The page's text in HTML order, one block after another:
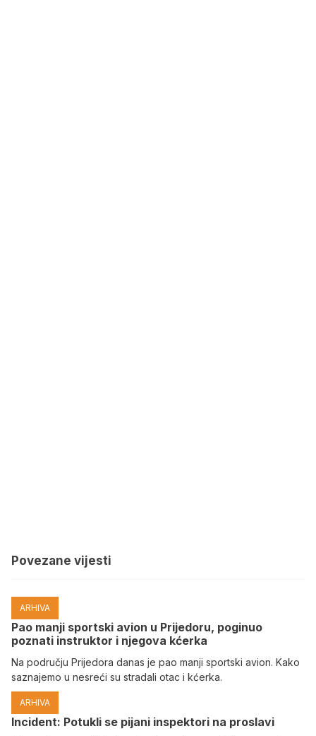
Povezane vijesti
ARHIVA
Pao manji sportski avion u Prijedoru, poginuo
poznati instruktor i njegova kćerka
Na području Prijedora danas je pao manji sportski avion. Kako
saznajemo u nesreći su stradali otac i kćerka.
ARHIVA
Incident: Potukli se pijani inspektori na proslavi